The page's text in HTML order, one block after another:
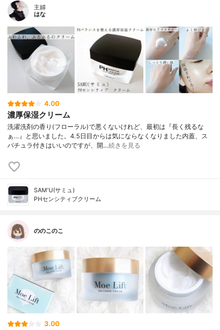
主婦
はな
4.00
濃厚保湿クリーム
洗濯洗剤の香り(フローラル)で悪くないけれど、最初は『長く残るな
ぁ…』と思いました。4.5日目からは気にならなくなりました内蓋、ス
パチュラ付きはいいのですが、開…続きを見る
SAM'U(サミュ)
PHセンシティブクリーム
ののこのこ
3.00